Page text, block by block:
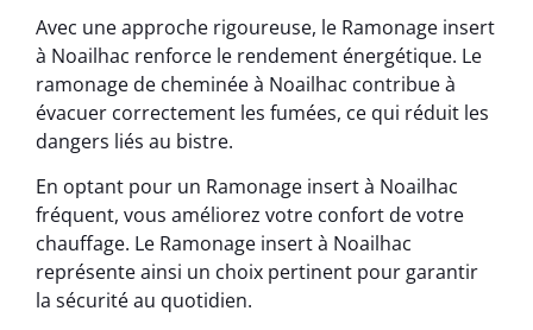
Avec une approche rigoureuse, le Ramonage insert
à Noailhac renforce le rendement énergétique. Le
ramonage de cheminée à Noailhac contribue à
évacuer correctement les fumées, ce qui réduit les
dangers liés au bistre.
En optant pour un Ramonage insert à Noailhac
fréquent, vous améliorez votre confort de votre
chauffage. Le Ramonage insert à Noailhac
représente ainsi un choix pertinent pour garantir
la sécurité au quotidien.